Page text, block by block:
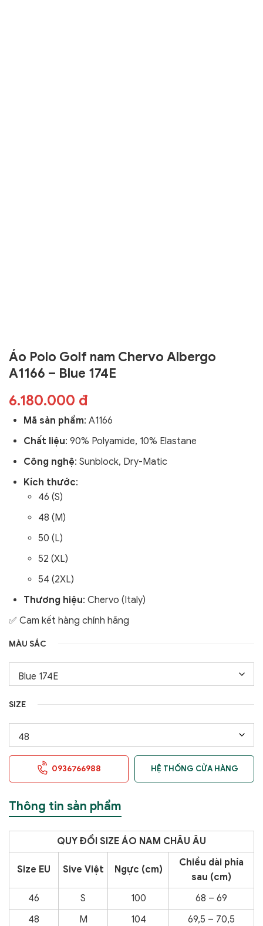
Áo Polo Golf nam Chervo Albergo
A1166 – Blue 174E
6.180.000 đ
Mã sản phẩm: A1166
Chất liệu: 90% Polyamide, 10% Elastane
Công nghệ: Sunblock, Dry-Matic
Kích thước:
46 (S)
48 (M)
50 (L)
52 (XL)
54 (2XL)
Thương hiệu: Chervo (Italy)
✅ Cam kết hàng chính hãng
MÀU SẮC
SIZE
0936766988 HỆ THỐNG CỬA HÀNG
Thông tin sản phẩm
QUY ĐỔI SIZE ÁO NAM CHÂU ÂU
Size EU Sive Việt Ngực (cm)
Chiều dài phía
sau (cm)
46
S 100
68 – 69
48
M 104
69,5 – 70,5